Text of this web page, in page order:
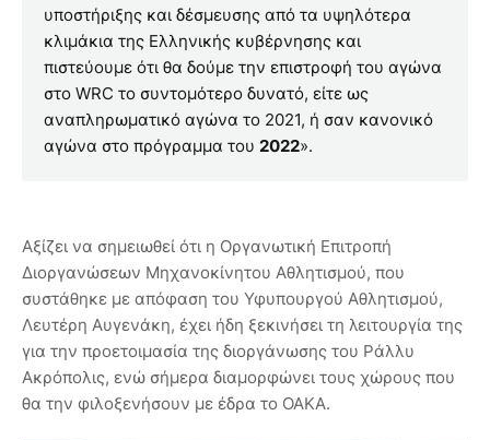
υποστήριξης και δέσμευσης από τα υψηλότερα
κλιμάκια της Ελληνικής κυβέρνησης και
πιστεύουμε ότι θα δούμε την επιστροφή του αγώνα
στο WRC το συντομότερο δυνατό, είτε ως
αναπληρωματικό αγώνα το 2021, ή σαν κανονικό
αγώνα στο πρόγραμμα του 2022».
Αξίζει να σημειωθεί ότι η Οργανωτική Επιτροπή
Διοργανώσεων Μηχανοκίνητου Αθλητισμού, που
συστάθηκε με απόφαση του Υφυπουργού Αθλητισμού,
Λευτέρη Αυγενάκη, έχει ήδη ξεκινήσει τη λειτουργία της
για την προετοιμασία της διοργάνωσης του Ράλλυ
Ακρόπολις, ενώ σήμερα διαμορφώνει τους χώρους που
θα την φιλοξενήσουν με έδρα το ΟΑΚΑ.